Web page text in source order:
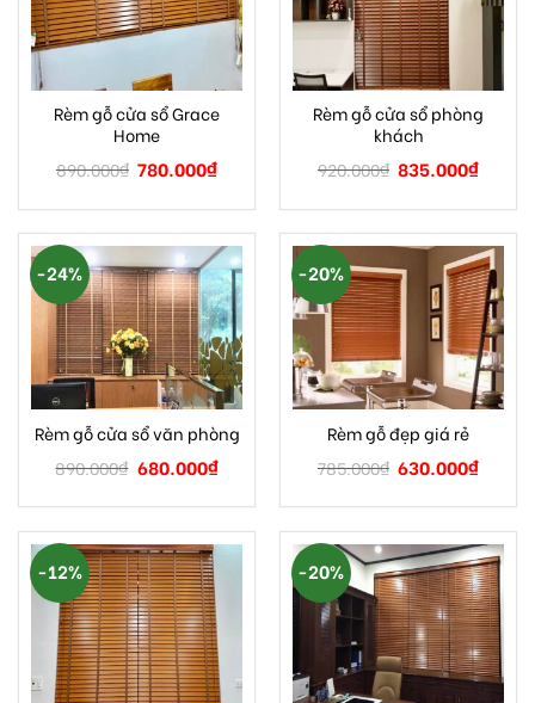
Rèm gỗ cửa sổ Grace
Home
890.000₫ 780.000₫
Rèm gỗ cửa sổ phòng
khách
920.000₫ 835.000₫
-24%
Rèm gỗ cửa sổ văn phòng
890.000₫ 680.000₫
-20%
Rèm gỗ đẹp giá rẻ
785.000₫ 630.000₫
-12% -20%